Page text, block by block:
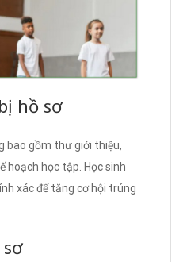
hồ sơ
bao gồm thư giới thiệu,
hoạch học tập. Học sinh
xác để tăng cơ hội trúng